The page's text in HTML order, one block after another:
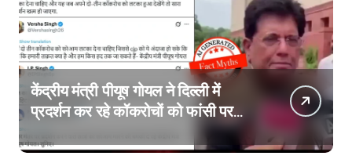
केंद्रीय मंत्री पीयूष गोयल ने दिल्ली में
प्रदर्शन कर रहे कॉकरोचों को फांसी पर
लटकाने की बात नहीं की, वायरल वीडियो
AI जेनरेटेड है